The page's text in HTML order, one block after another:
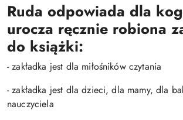
Ruda odpowiada dla
urocza ręcznie robiona
do książki:
- zakładka jest dla miłośników czytania
- zakładka jest dla dzieci, dla mamy, dla
nauczyciela